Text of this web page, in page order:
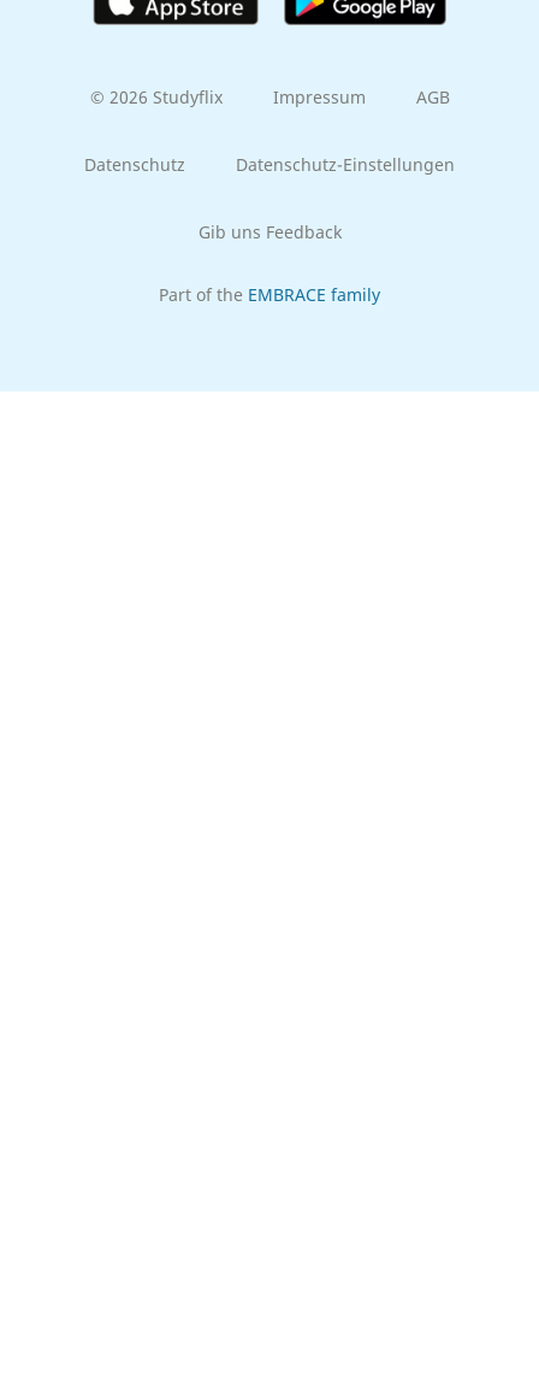
© 2026 Studyflix Impressum AGB
Datenschutz Datenschutz-Einstellungen
Gib uns Feedback
Part of the EMBRACE family